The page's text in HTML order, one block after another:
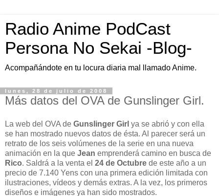
Radio Anime PodCast
Persona No Sekai -Blog-
Acompañándote en tu locura diaria mal llamado Anime.
lunes, 28 de julio de 2008
Más datos del OVA de Gunslinger Girl.
La web del OVA de Gunslinger Girl ya se abrió y con ella
se han mostrado nuevos datos de ésta. Al parecer será un
retrato de los seis volúmenes de la serie en una nueva
animación en la que Jean emprenderá camino en busca de
Rico. Saldrá a la venta el 24 de Octubre de este año a un
precio de 7.140 Yens con una primera edición limitada con
ilustraciones, vídeos y demás extras. A la vez, los primeros
diseños e imágenes ya han sido mostrados.